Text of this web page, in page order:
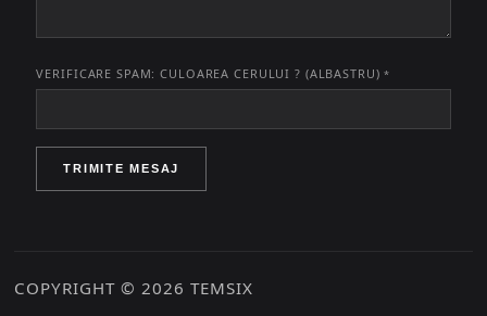
VERIFICARE SPAM: CULOAREA CERULUI ? (ALBASTRU)*
TRIMITE MESAJ
COPYRIGHT © 2026 TEMSIX